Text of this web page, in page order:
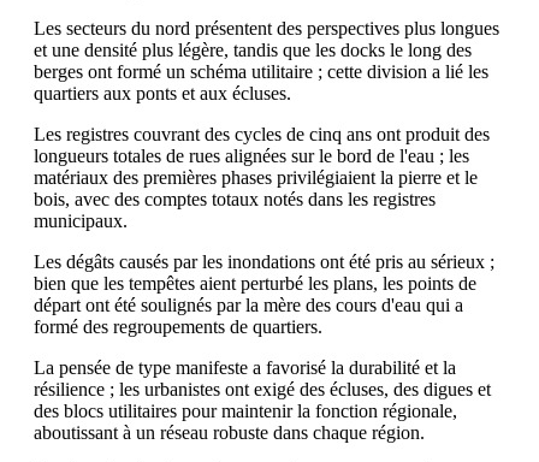
Les secteurs du nord présentent des perspectives plus longues
et une densité plus légère, tandis que les docks le long des
berges ont formé un schéma utilitaire ; cette division a lié les
quartiers aux ponts et aux écluses.
Les registres couvrant des cycles de cinq ans ont produit des
longueurs totales de rues alignées sur le bord de l'eau ; les
matériaux des premières phases privilégiaient la pierre et le
bois, avec des comptes totaux notés dans les registres
municipaux.
Les dégâts causés par les inondations ont été pris au sérieux ;
bien que les tempêtes aient perturbé les plans, les points de
départ ont été soulignés par la mère des cours d'eau qui a
formé des regroupements de quartiers.
La pensée de type manifeste a favorisé la durabilité et la
résilience ; les urbanistes ont exigé des écluses, des digues et
des blocs utilitaires pour maintenir la fonction régionale,
aboutissant à un réseau robuste dans chaque région.